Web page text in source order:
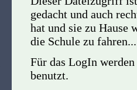
gedacht und auch
hat und sie zu Hause
die Schule zu fahren...
Für das LogIn
benutzt.